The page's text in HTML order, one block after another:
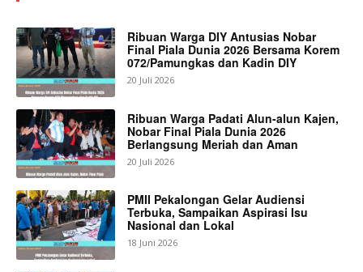
Ribuan Warga DIY Antusias Nobar
Final Piala Dunia 2026 Bersama Korem
072/Pamungkas dan Kadin DIY
20 Juli 2026
Ribuan Warga Padati Alun-alun Kajen,
Nobar Final Piala Dunia 2026
Berlangsung Meriah dan Aman
20 Juli 2026
PMII Pekalongan Gelar Audiensi
Terbuka, Sampaikan Aspirasi Isu
Nasional dan Lokal
18 Juni 2026